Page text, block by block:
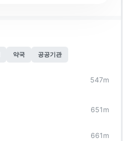
약국 공공기관
547m
651m
661m